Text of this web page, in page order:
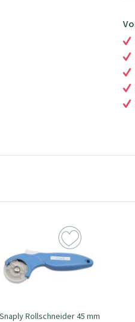
Snaply Rollschneider 45 mm